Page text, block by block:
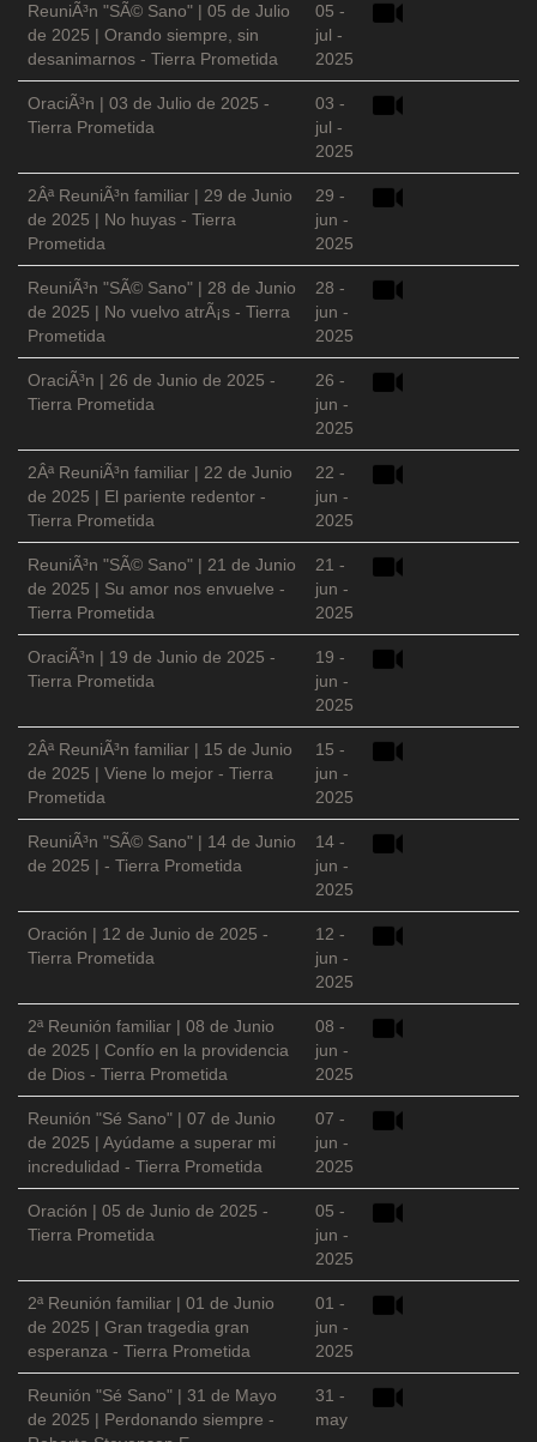
ReuniÃ³n "SÃ© Sano" | 05 de Julio
de 2025 | Orando siempre, sin
desanimarnos - Tierra Prometida
05 -
jul -
2025
OraciÃ³n | 03 de Julio de 2025 -
Tierra Prometida
03 -
jul -
2025
2Âª ReuniÃ³n familiar | 29 de Junio
de 2025 | No huyas - Tierra
Prometida
29 -
jun -
2025
ReuniÃ³n "SÃ© Sano" | 28 de Junio
de 2025 | No vuelvo atrÃ¡s - Tierra
Prometida
28 -
jun -
2025
OraciÃ³n | 26 de Junio de 2025 -
Tierra Prometida
26 -
jun -
2025
2Âª ReuniÃ³n familiar | 22 de Junio
de 2025 | El pariente redentor -
Tierra Prometida
22 -
jun -
2025
ReuniÃ³n "SÃ© Sano" | 21 de Junio
de 2025 | Su amor nos envuelve -
Tierra Prometida
21 -
jun -
2025
OraciÃ³n | 19 de Junio de 2025 -
Tierra Prometida
19 -
jun -
2025
2Âª ReuniÃ³n familiar | 15 de Junio
de 2025 | Viene lo mejor - Tierra
Prometida
15 -
jun -
2025
ReuniÃ³n "SÃ© Sano" | 14 de Junio
de 2025 | - Tierra Prometida
14 -
jun -
2025
Oración | 12 de Junio de 2025 -
Tierra Prometida
12 -
jun -
2025
2ª Reunión familiar | 08 de Junio
de 2025 | Confío en la providencia
de Dios - Tierra Prometida
08 -
jun -
2025
Reunión "Sé Sano" | 07 de Junio
de 2025 | Ayúdame a superar mi
incredulidad - Tierra Prometida
07 -
jun -
2025
Oración | 05 de Junio de 2025 -
Tierra Prometida
05 -
jun -
2025
2ª Reunión familiar | 01 de Junio
de 2025 | Gran tragedia gran
esperanza - Tierra Prometida
01 -
jun -
2025
Reunión "Sé Sano" | 31 de Mayo
de 2025 | Perdonando siempre -
31 -
may